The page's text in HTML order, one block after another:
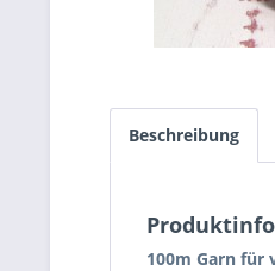
Beschreibung
100m Garn für